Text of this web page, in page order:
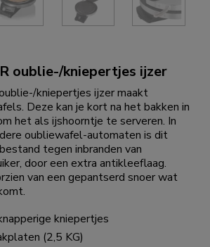
oublie-/kniepertjes ijzer
kniepertjes ijzer maakt
Deze kan je kort na het bakken in
het als ijshoorntje te serveren. In
oubliewafel-automaten is dit
tegen inbranden van
door een extra antikleeflaag.
van een gepantserd snoer wat
kniepertjes
(2,5 KG)